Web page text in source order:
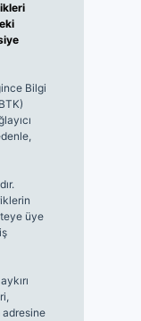
Bilgi
üye
adresine